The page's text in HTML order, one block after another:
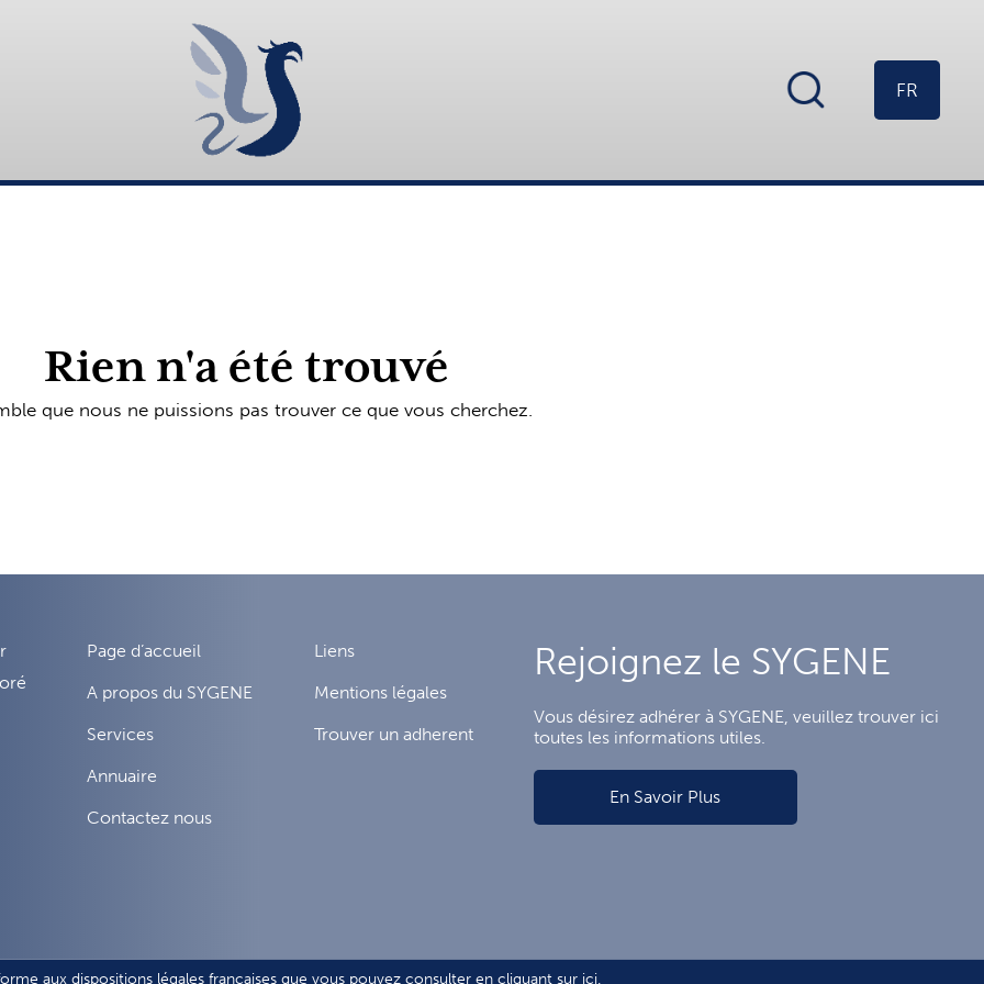
FR
Rien n'a été trouvé
que nous ne puissions pas trouver ce que vous cherchez.
Page d’accueil
A propos du SYGENE
Services
Annuaire
Contactez nous
Liens
Mentions légales
Trouver un adherent
Rejoignez le SYGENE
Vous désirez adhérer à SYGENE, veuillez trouver ici
toutes les informations utiles.
En Savoir Plus
aux dispositions légales françaises que vous pouvez consulter en cliquant sur ici.